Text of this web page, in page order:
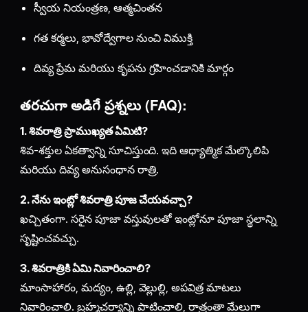
స్వీయ నియంత్రణ, ఆత్మచింతన
గత కర్మలు, భావోద్వేగాల నుంచి విముక్తి
దివ్య ప్రేమ మరియు కృపను గ్రహించడానికి మార్గం
తరచుగా అడిగే ప్రశ్నలు (FAQ):
1. శివరాత్రి ప్రాముఖ్యత ఏమిటి?
శివ-శక్తుల ఏకత్వాన్ని సూచిస్తుంది. ఇది ఆధ్యాత్మిక మేల్కొలిపి
మరియు దివ్య అనుసంధాన రాత్రి.
2. నేను ఇంట్లో శివరాత్రి పూజ చేయవచ్చా?
ఖచ్చితంగా. సరైన పూజా వస్తువులతో ఇంట్లోనూ పూజా స్థలాన్ని
సృష్టించవచ్చు.
3. శివరాత్రికి ఏమి నివారించాలి?
మాంసాహారం, మద్యం, ఉల్లి, వెల్లుల్లి, అపవిత్ర మాటలు
నివారించాలి. బ్రహ్మచర్యాన్ని పాటించాలి, రాత్రంతా మేలుగా